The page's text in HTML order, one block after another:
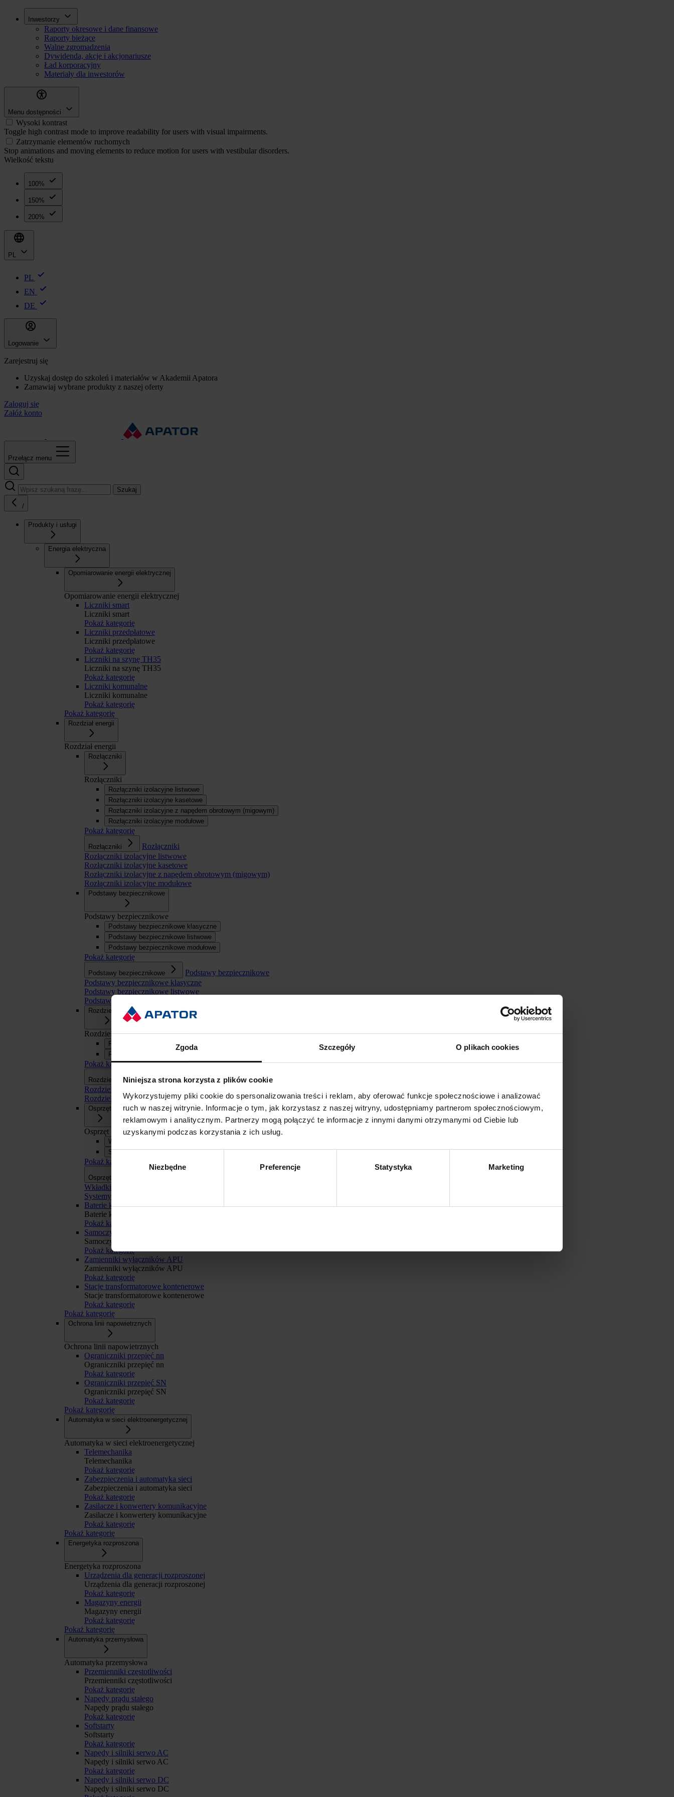
Zgoda Szczegóły O plikach cookies
Niniejsza strona korzysta z plików cookie
Wykorzystujemy pliki cookie do spersonalizowania treści i reklam, aby oferować funkcje społecznościowe i analizować
ruch w naszej witrynie. Informacje o tym, jak korzystasz z naszej witryny, udostępniamy partnerom społecznościowym,
reklamowym i analitycznym. Partnerzy mogą połączyć te informacje z innymi danymi otrzymanymi od Ciebie lub
uzyskanymi podczas korzystania z ich usług.
Wybór
zgody
Niezbędne Preferencje Statystyka Marketing
Inwestorzy
Raporty okresowe i dane finansowe
Raporty bieżące
Walne zgromadzenia
Dywidenda, akcje i akcjonariusze
Ład korporacyjny
Materiały dla inwestorów
Menu dostępności
Wysoki kontrast
Toggle high contrast mode to improve readability for users with visual impairments.
Zatrzymanie elementów ruchomych
Stop animations and moving elements to reduce motion for users with vestibular disorders.
Wielkość tekstu
100%
150%
200%
PL
PL
EN
DE
Logowanie
Zarejestruj się
Uzyskaj dostęp do szkoleń i materiałów w Akademii Apatora
Zamawiaj wybrane produkty z naszej oferty
Zaloguj się
Załóż konto
Przełącz menu
Szukaj
/
Produkty i usługi
Energia elektryczna
Opomiarowanie energii elektrycznej
Opomiarowanie energii elektrycznej
Liczniki smart
Liczniki smart
Pokaż kategorię
Liczniki przedpłatowe
Liczniki przedpłatowe
Pokaż kategorię
Liczniki na szynę TH35
Liczniki na szynę TH35
Pokaż kategorię
Liczniki komunalne
Liczniki komunalne
Pokaż kategorię
Pokaż kategorię
Rozdział energii
Rozdział energii
Rozłączniki
Rozłączniki
Rozłączniki izolacyjne listwowe
Rozłączniki izolacyjne kasetowe
Rozłączniki izolacyjne z napędem obrotowym (migowym)
Rozłączniki izolacyjne modułowe
Pokaż kategorię
Rozłączniki
Rozłączniki
Rozłączniki izolacyjne listwowe
Rozłączniki izolacyjne kasetowe
Rozłączniki izolacyjne z napędem obrotowym (migowym)
Rozłączniki izolacyjne modułowe
Podstawy bezpiecznikowe
Podstawy bezpiecznikowe
Podstawy bezpiecznikowe klasyczne
Podstawy bezpiecznikowe listwowe
Podstawy bezpiecznikowe modułowe
Pokaż kategorię
Podstawy bezpiecznikowe
Podstawy bezpiecznikowe
Podstawy bezpiecznikowe klasyczne
Podstawy bezpiecznikowe listwowe
Podstawy bezpiecznikowe modułowe
Rozdzielnice
Rozdzielnice
Rozdzielnice SN
Rozdzielnice nn
Pokaż kategorię
Rozdzielnice
Rozdzielnice
Rozdzielnice SN
Rozdzielnice nn
Osprzęt
Osprzęt
Wkładki bezpiecznikowe
Systemy szyn zbiorczych APASYS 60 mm
Pokaż kategorię
Osprzęt
Wkładki bezpiecznikowe
Systemy szyn zbiorczych APASYS 60 mm
Baterie kondensatorów BK
Baterie kondensatorów BK
Pokaż kategorię
Samoczynne Załączanie Rezerwy SZR
Samoczynne Załączanie Rezerwy SZR
Pokaż kategorię
Zamienniki wyłączników APU
Zamienniki wyłączników APU
Pokaż kategorię
Stacje transformatorowe kontenerowe
Stacje transformatorowe kontenerowe
Pokaż kategorię
Pokaż kategorię
Ochrona linii napowietrznych
Ochrona linii napowietrznych
Ograniczniki przepięć nn
Ograniczniki przepięć nn
Pokaż kategorię
Ograniczniki przepięć SN
Ograniczniki przepięć SN
Pokaż kategorię
Pokaż kategorię
Automatyka w sieci elektroenergetycznej
Automatyka w sieci elektroenergetycznej
Telemechanika
Telemechanika
Pokaż kategorię
Zabezpieczenia i automatyka sieci
Zabezpieczenia i automatyka sieci
Pokaż kategorię
Zasilacze i konwertery komunikacyjne
Zasilacze i konwertery komunikacyjne
Pokaż kategorię
Pokaż kategorię
Energetyka rozproszona
Energetyka rozproszona
Urządzenia dla generacji rozproszonej
Urządzenia dla generacji rozproszonej
Pokaż kategorię
Magazyny energii
Magazyny energii
Pokaż kategorię
Pokaż kategorię
Automatyka przemysłowa
Automatyka przemysłowa
Przemienniki częstotliwości
Przemienniki częstotliwości
Pokaż kategorię
Napędy prądu stałego
Napędy prądu stałego
Pokaż kategorię
Softstarty
Softstarty
Pokaż kategorię
Napędy i silniki serwo AC
Napędy i silniki serwo AC
Pokaż kategorię
Napędy i silniki serwo DC
Napędy i silniki serwo DC